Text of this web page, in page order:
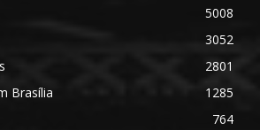
5008
3052
2801
Brasília
1285
764